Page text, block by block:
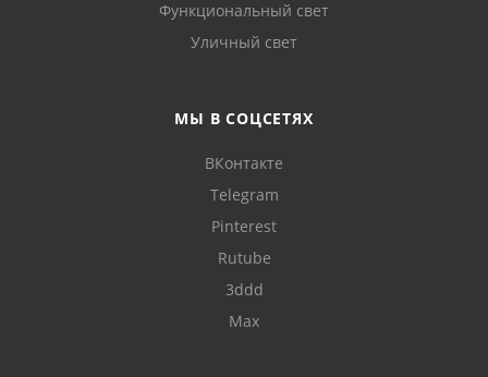
Функциональный свет
Уличный свет
МЫ В СОЦСЕТЯХ
ВКонтакте
Telegram
Pinterest
Rutube
3ddd
Max